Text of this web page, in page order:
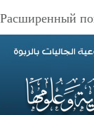
Расширенный